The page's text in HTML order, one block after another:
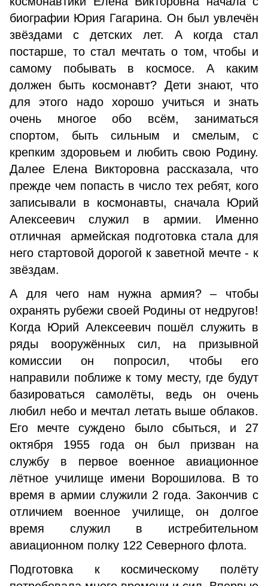
биографии Юрия Гагарина. Он был увлечён
звёздами с детских лет. А когда стал
постарше, то стал мечтать о том, чтобы и
самому побывать в космосе. А каким
должен быть космонавт? Дети знают, что
для этого надо хорошо учиться и знать
очень многое обо всём, заниматься
спортом, быть сильным и смелым, с
крепким здоровьем и любить свою Родину.
Далее Елена Викторовна рассказала, что
прежде чем попасть в число тех ребят, кого
записывали в космонавты, сначала Юрий
Алексеевич служил в армии. Именно
отличная армейская подготовка стала для
него стартовой дорогой к заветной мечте - к
звёздам.
А для чего нам нужна армия? – чтобы
охранять рубежи своей Родины от недругов!
Когда Юрий Алексеевич пошёл служить в
ряды вооружённых сил, на призывной
комиссии он попросил, чтобы его
направили поближе к тому месту, где будут
базироваться самолёты, ведь он очень
любил небо и мечтал летать выше облаков.
Его мечте суждено было сбыться, и 27
октября 1955 года он был призван на
службу в первое военное авиационное
лётное училище имени Ворошилова. В то
время в армии служили 2 года. Закончив с
отличием военное училище, он долгое
время служил в истребительном
авиационном полку 122 Северного флота.
Подготовка к космическому полёту